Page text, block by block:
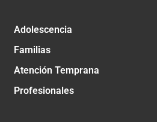
Adolescencia
Familias
Atención Temprana
Profesionales